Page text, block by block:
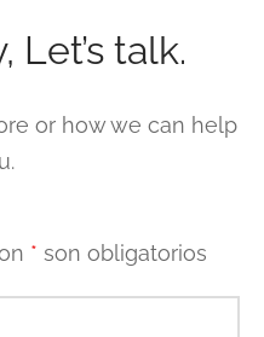
Let’s talk.
or how we can help
* son obligatorios